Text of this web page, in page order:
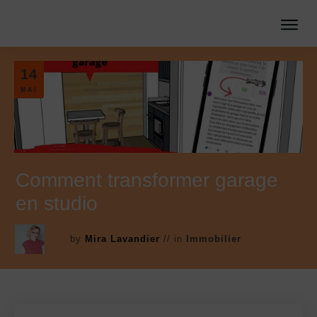
14
MAI
Comment transformer garage
en studio
by Mira Lavandier // in Immobilier
Consultation architecte en